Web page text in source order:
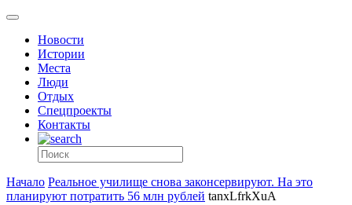
Новости
Истории
Места
Люди
Отдых
Спецпроекты
Контакты
Начало Реальное училище снова законсервируют. На это
планируют потратить 56 млн рублей tanxLfrkXuA